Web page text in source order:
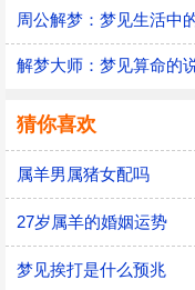
周公解梦：梦见生活中
解梦大师：梦见算命的
猜你喜欢
属羊男属猪女配吗
27岁属羊的婚姻运势
梦见挨打是什么预兆